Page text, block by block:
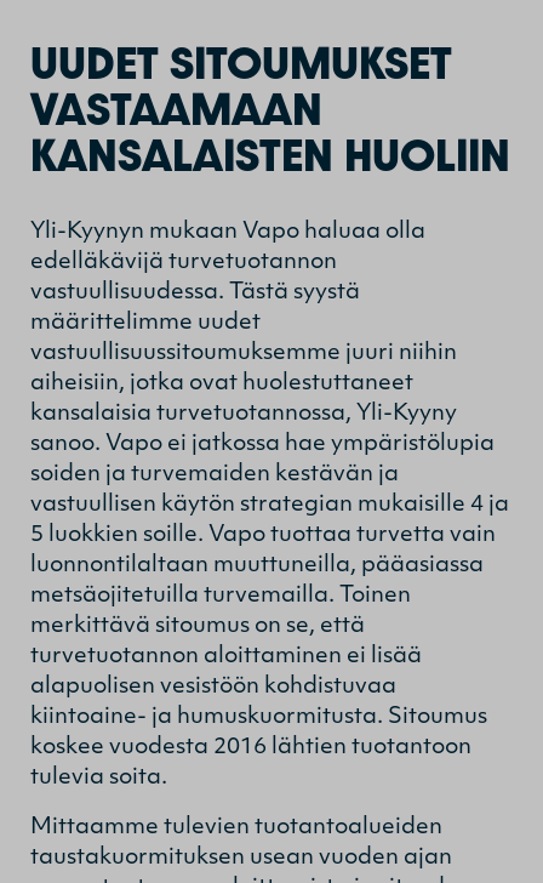
UUDET SITOUMUKSET
VASTAAMAAN
KANSALAISTEN HUOLIIN
Yli-Kyynyn mukaan Vapo haluaa olla
edelläkävijä turvetuotannon
vastuullisuudessa. Tästä syystä
määrittelimme uudet
vastuullisuussitoumuksemme juuri niihin
aiheisiin, jotka ovat huolestuttaneet
kansalaisia turvetuotannossa, Yli-Kyyny
sanoo. Vapo ei jatkossa hae ympäristölupia
soiden ja turvemaiden kestävän ja
vastuullisen käytön strategian mukaisille 4 ja
5 luokkien soille. Vapo tuottaa turvetta vain
luonnontilaltaan muuttuneilla, pääasiassa
metsäojitetuilla turvemailla. Toinen
merkittävä sitoumus on se, että
turvetuotannon aloittaminen ei lisää
alapuolisen vesistöön kohdistuvaa
kiintoaine- ja humuskuormitusta. Sitoumus
koskee vuodesta 2016 lähtien tuotantoon
tulevia soita.
Mittaamme tulevien tuotantoalueiden
taustakuormituksen usean vuoden ajan